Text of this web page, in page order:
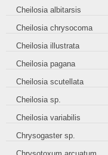
Cheilosia albitarsis
Cheilosia chrysocoma
Cheilosia illustrata
Cheilosia pagana
Cheilosia scutellata
Cheilosia sp.
Cheilosia variabilis
Chrysogaster sp.